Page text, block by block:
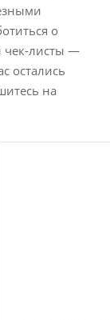
о
чек-листы —
остались
на